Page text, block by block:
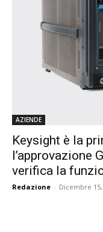
AZIENDE
Keysight è la
l’approvazione
verifica la
Redazione - Dicembre 15,